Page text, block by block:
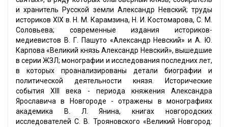
и хранитель Русской земли Александр Невский; труды
историков XIX в. Н. М. Карамзина, Н. И. Костомарова, С. М.
Соловьева; современные издания историков-
медиевистов В. Г. Пашуто «Александр Невский» и А. Ю.
Карпова «Великий князь Александр Невский», вышедшие
в серии ЖЗЛ; монографии и исследования последних лет,
в которых проанализированы детали биографии и
политической деятельности князя. Исторические
события XIII века - периода княжения Александра
Ярославича в Новгороде - отражены в монографиях
академика В. Л. Янина, книгах новгородских
исследователей С. В. Трояновского «Великий Новгород: